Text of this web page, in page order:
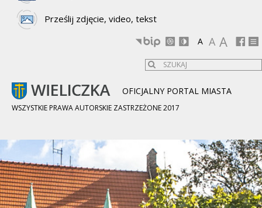
Prześlij zdjęcie, video, tekst
A A A
OFICJALNY PORTAL MIASTA
WSZYSTKIE PRAWA AUTORSKIE ZASTRZEŻONE 2017